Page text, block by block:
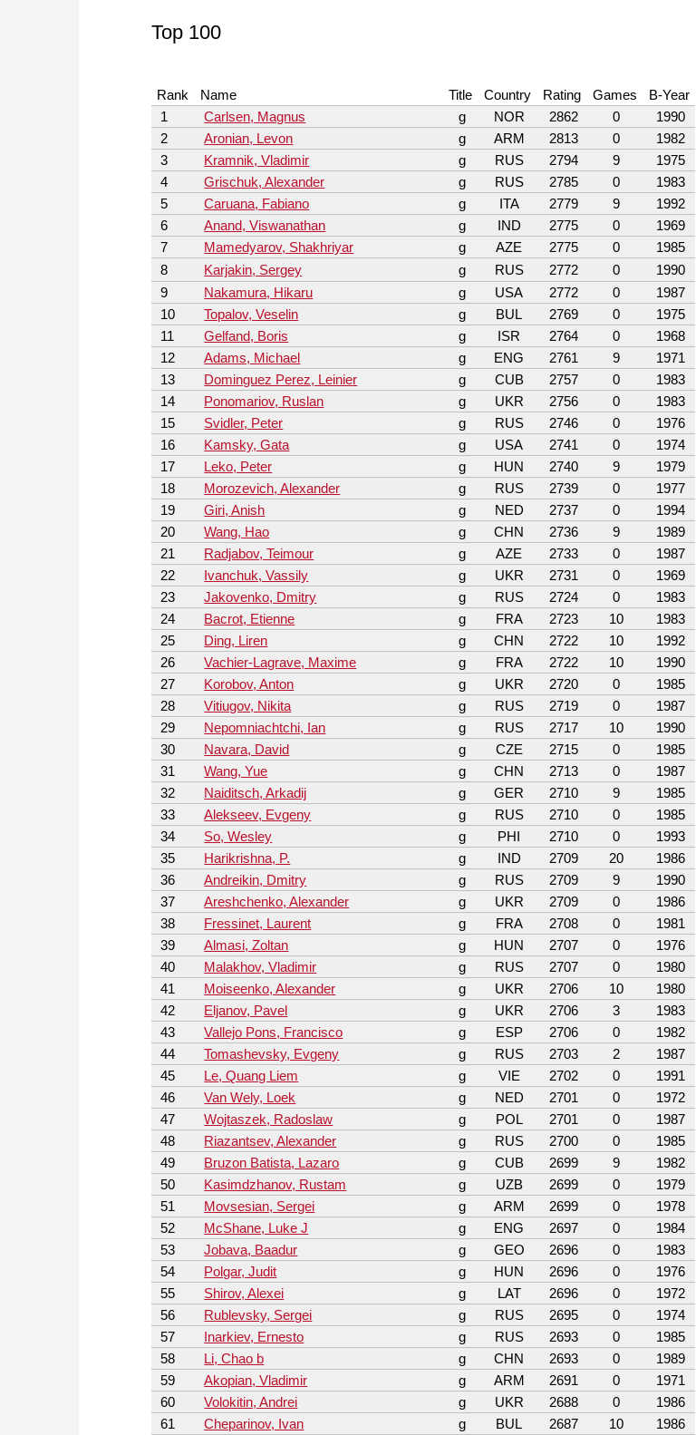
Top 100
Rank Name Title Country Rating Games
B-Year
1
Carlsen, Magnus g NOR 2862 0
1990
2
Aronian, Levon g ARM 2813 0
1982
3
Kramnik, Vladimir g RUS 2794 9
1975
4
Grischuk, Alexander g RUS 2785 0
1983
5
Caruana, Fabiano g ITA 2779 9
1992
6
Anand, Viswanathan g IND 2775 0
1969
7
Mamedyarov, Shakhriyar g AZE 2775 0
1985
8
Karjakin, Sergey g RUS 2772 0
1990
9
Nakamura, Hikaru g USA 2772 0
1987
10
Topalov, Veselin g BUL 2769 0
1975
11
Gelfand, Boris g ISR 2764 0
1968
12
Adams, Michael g ENG 2761 9
1971
13
Dominguez Perez, Leinier g CUB 2757 0
1983
14
Ponomariov, Ruslan g UKR 2756 0
1983
15
Svidler, Peter g RUS 2746 0
1976
16
Kamsky, Gata g USA 2741 0
1974
17
Leko, Peter g HUN 2740 9
1979
18
Morozevich, Alexander g RUS 2739 0
1977
19
Giri, Anish g NED 2737 0
1994
20
Wang, Hao g CHN 2736 9
1989
21
Radjabov, Teimour g AZE 2733 0
1987
22
Ivanchuk, Vassily g UKR 2731 0
1969
23
Jakovenko, Dmitry g RUS 2724 0
1983
24
Bacrot, Etienne g FRA 2723 10
1983
25
Ding, Liren g CHN 2722 10
1992
26
Vachier-Lagrave, Maxime g FRA 2722 10
1990
27
Korobov, Anton g UKR 2720 0
1985
28
Vitiugov, Nikita g RUS 2719 0
1987
29
Nepomniachtchi, Ian g RUS 2717 10
1990
30
Navara, David g CZE 2715 0
1985
31
Wang, Yue g CHN 2713 0
1987
32
Naiditsch, Arkadij g GER 2710 9
1985
33
Alekseev, Evgeny g RUS 2710 0
1985
34
So, Wesley g PHI 2710 0
1993
35
Harikrishna, P. g IND 2709 20
1986
36
Andreikin, Dmitry g RUS 2709 9
1990
37
Areshchenko, Alexander g UKR 2709 0
1986
38
Fressinet, Laurent g FRA 2708 0
1981
39
Almasi, Zoltan g HUN 2707 0
1976
40
Malakhov, Vladimir g RUS 2707 0
1980
41
Moiseenko, Alexander g UKR 2706 10
1980
42
Eljanov, Pavel g UKR 2706 3
1983
43
Vallejo Pons, Francisco g ESP 2706 0
1982
44
Tomashevsky, Evgeny g RUS 2703 2
1987
45
Le, Quang Liem g VIE 2702 0
1991
46
Van Wely, Loek g NED 2701 0
1972
47
Wojtaszek, Radoslaw g POL 2701 0
1987
48
Riazantsev, Alexander g RUS 2700 0
1985
49
Bruzon Batista, Lazaro g CUB 2699 9
1982
50
Kasimdzhanov, Rustam g UZB 2699 0
1979
51
Movsesian, Sergei g ARM 2699 0
1978
52
McShane, Luke J g ENG 2697 0
1984
53
Jobava, Baadur g GEO 2696 0
1983
54
Polgar, Judit g HUN 2696 0
1976
55
Shirov, Alexei g LAT 2696 0
1972
56
Rublevsky, Sergei g RUS 2695 0
1974
57
Inarkiev, Ernesto g RUS 2693 0
1985
58
Li, Chao b g CHN 2693 0
1989
59
Akopian, Vladimir g ARM 2691 0
1971
60
Volokitin, Andrei g UKR 2688 0
1986
61
Cheparinov, Ivan g BUL 2687 10
1986